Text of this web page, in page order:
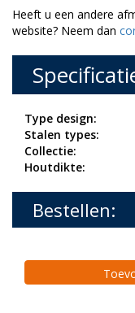
Heeft u een andere
website? Neem dan
Type design:
Stalen types:
Collectie:
Houtdikte:
Bestellen: